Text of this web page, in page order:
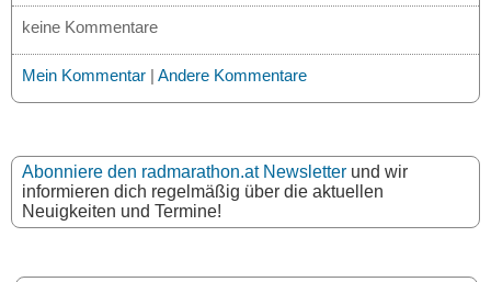
keine Kommentare
Mein Kommentar | Andere Kommentare
Abonniere den radmarathon.at Newsletter und wir
informieren dich regelmäßig über die aktuellen
Neuigkeiten und Termine!